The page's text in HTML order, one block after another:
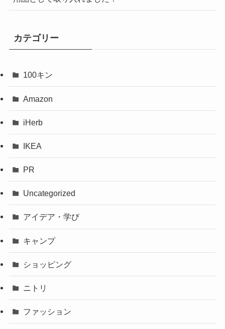
カテゴリー
100キン
Amazon
iHerb
IKEA
PR
Uncategorized
アイデア・学び
キャンプ
ショッピング
ニトリ
ファッション